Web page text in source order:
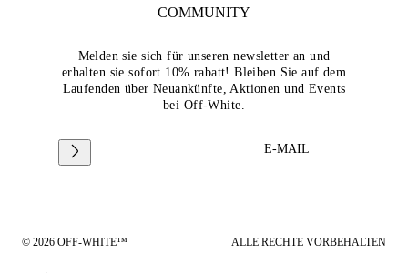
COMMUNITY
Melden sie sich für unseren newsletter an und
erhalten sie sofort 10% rabatt! Bleiben Sie auf dem
Laufenden über Neuankünfte, Aktionen und Events
bei Off-White.
E-MAIL
© 2026 OFF-WHITE™ ALLE RECHTE VORBEHALTEN